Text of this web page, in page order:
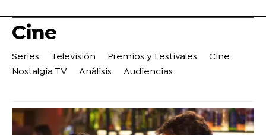
Cine
Series Televisión Premios y Festivales
Cine
Nostalgia TV
Análisis Audiencias